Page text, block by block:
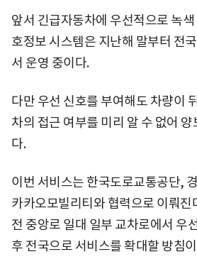
앞서 긴급자동차에 우선적으로 녹
호정보 시스템은 지난해 말부터 전
서 운영 중이다.
다만 우선 신호를 부여해도 차량이
차의 접근 여부를 미리 알 수 없어
다.
이번 서비스는 한국도로교통공단,
카카오모빌리티와 협력으로 이뤄진
전 중앙로 일대 일부 교차로에서 우
후 전국으로 서비스를 확대할 방침